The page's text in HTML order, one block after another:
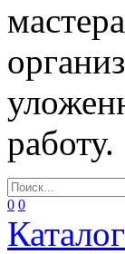
работу.
0 0